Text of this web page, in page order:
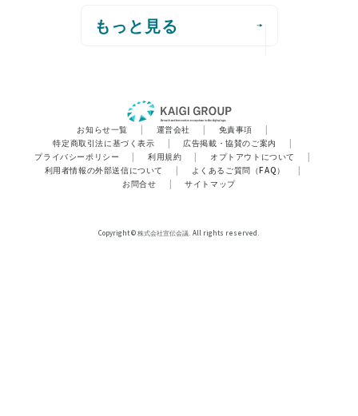
もっと見る
お知らせ一覧 | 運営会社 | 免責事項
|
特定商取引法に基づく表示
| 広告掲載・協賛のご案内
|
プライバシーポリシー
| 利用規約 | オプトアウトについて
|
利用者情報の外部送信について
| よくあるご質問（FAQ）
|
お問合せ
| サイトマップ
Copyright © 株式会社宣伝会議. All rights reserved.